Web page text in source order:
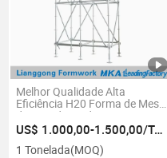
Melhor Qualidade Alta
Eficiência H20 Forma de Mesa
de Viga de Madeira para
Concreto de Laje
US$ 1.000,00-1.500,00/Tonelada
1 Tonelada(MOQ)